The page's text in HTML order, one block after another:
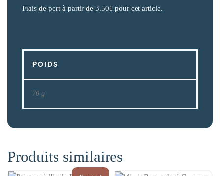
Frais de port à partir de 3.50€ pour cet article.
POIDS
70 g
Produits similaires